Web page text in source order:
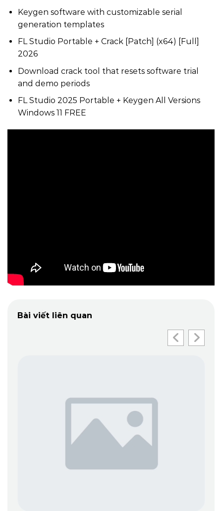
Keygen software with customizable serial
generation templates
FL Studio Portable + Crack [Patch] (x64) [Full]
2026
Download crack tool that resets software trial
and demo periods
FL Studio 2025 Portable + Keygen All Versions
Windows 11 FREE
Bài viết liên quan